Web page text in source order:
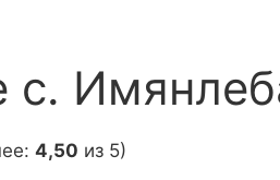
с.
4,50 из 5)